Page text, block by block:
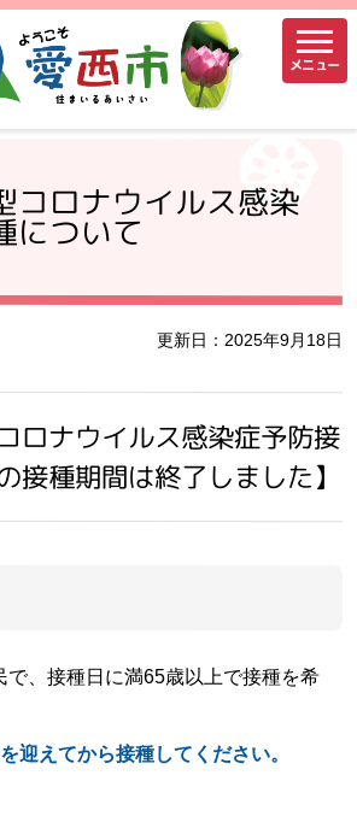
メニュー
コロナウイルス感染
について
更新日：2025年9月18日
ロナウイルス感染症予防接
接種期間は終了しました】
で、接種日に満65歳以上で接種を希
迎えてから接種してください。